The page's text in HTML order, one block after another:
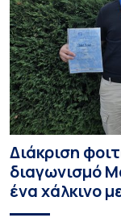
Διάκριση
διαγωνισμό
ένα χάλκινο